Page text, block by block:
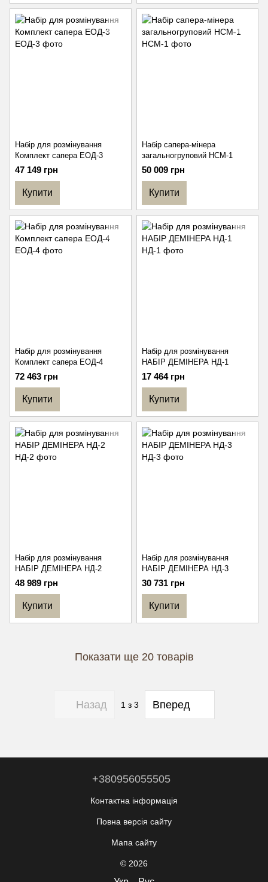
Набір для розмінування
Комплект сапера ЕОД-3
47 149 грн
Купити
Набір сапера-мінера
загальногруповий НСМ-1
50 009 грн
Купити
Набір для розмінування
Комплект сапера ЕОД-4
72 463 грн
Купити
Набір для розмінування
НАБІР ДЕМІНЕРА НД-1
17 464 грн
Купити
Набір для розмінування
НАБІР ДЕМІНЕРА НД-2
48 989 грн
Купити
Набір для розмінування
НАБІР ДЕМІНЕРА НД-3
30 731 грн
Купити
Показати ще 20 товарів
Назад 1 з 3 Вперед
+380956055505
Контактна інформація
Повна версія сайту
Мапа сайту
© 2026